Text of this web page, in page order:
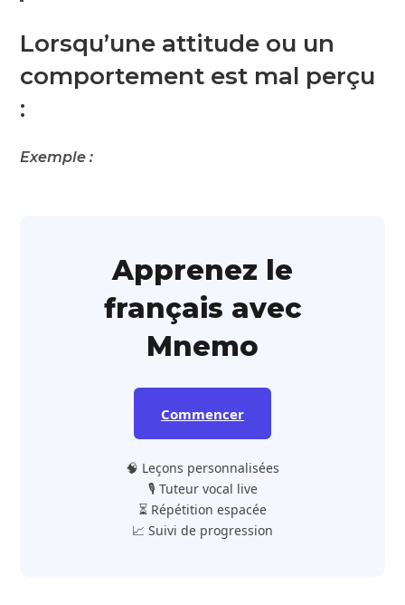
Lorsqu’une attitude ou un
comportement est mal perçu
:
Exemple :
Apprenez le
français avec
Mnemo
Commencer
🧠 Leçons personnalisées
🎙️ Tuteur vocal live
⏳ Répétition espacée
📈 Suivi de progression